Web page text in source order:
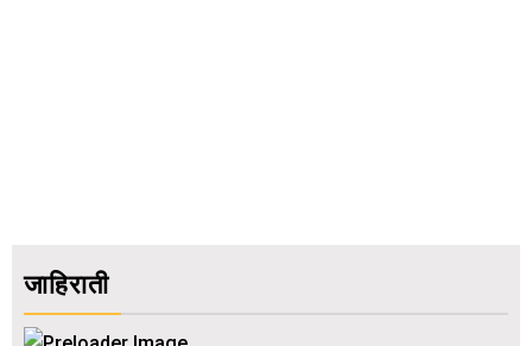
जाहिराती